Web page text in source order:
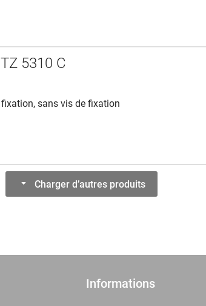
5310 C
sans vis de fixation
Charger d’autres produits
Informations